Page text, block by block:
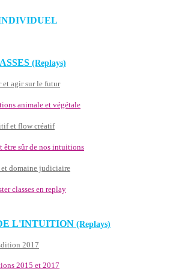
(Replays)
et agir sur le futur
animale et végétale
et flow créatif
être sûr de nos intuitions
domaine judiciaire
classes en replay
L'INTUITION (Replays)
2017
2015 et 2017